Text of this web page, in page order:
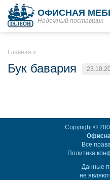
ОФИСНАЯ
Надежный поставщик
Главная
Бук бавария
Copyright ©
Все
Политика
Данные
не